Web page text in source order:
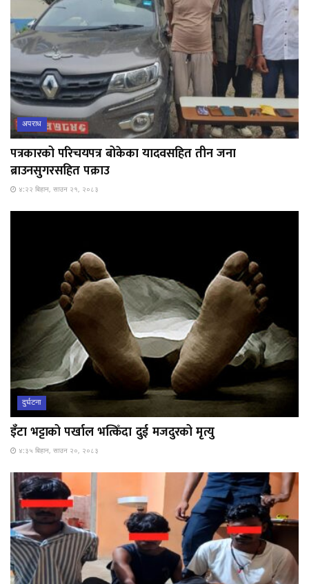
अपराध
पत्रकारको परिचयपत्र बोकेका यादवसहित तीन जना
ब्राउनसुगरसहित पक्राउ
४:२२ बिहान, साउन २१, २०८३
दुर्घटना
इँटा भट्टाको पर्खाल भत्किँदा दुई मजदुरको मृत्यु
४:३५ बिहान, साउन २०, २०८३